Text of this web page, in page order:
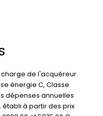
charge de l'acquéreur.
énergie C, Classe
dépenses annuelles
à partir des prix